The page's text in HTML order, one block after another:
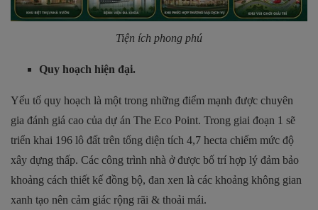
Tiện ích phong phú
Quy hoạch hiện đại.
Yếu tố quy hoạch là một trong những điểm mạnh được chuyên
gia đánh giá cao của dự án The Eco Point. Trong giai đoạn 1 sẽ
triển khai 196 lô đất trên tổng diện tích 4,7 hecta chiếm mức độ
xây dựng thấp. Các công trình nhà ở được bố trí hợp lý đảm bảo
khoảng cách thiết kế đồng bộ, đan xen là các khoảng không gian
xanh tạo nên cảm giác rộng rãi & thoải mái.